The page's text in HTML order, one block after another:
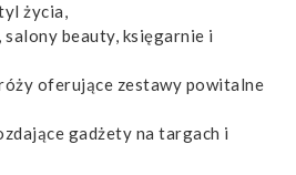
życia,
beauty, księgarnie i
oferujące zestawy powitalne
gadżety na targach i